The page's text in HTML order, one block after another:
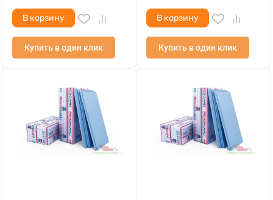
В корзину
Купить в один клик
В корзину
Купить в один клик